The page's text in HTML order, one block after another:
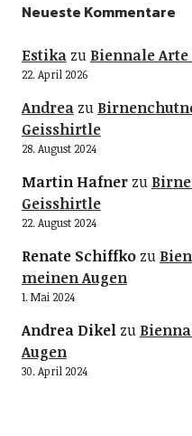
Neueste Kommentare
Estikazu Biennale
22. April 2026
Andreazu
Geisshirtle
28. August 2024
Martin Hafnerzu
Geisshirtle
22. August 2024
Renate Schiffkozu
meinen Augen
1. Mai 2024
Andrea Dikelzu
Augen
30. April 2024